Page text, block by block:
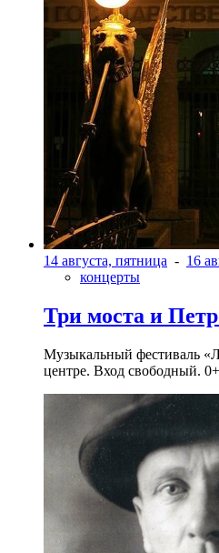
14 августа, пятница - 16
концерты
Три моста и
Музыкальный фестиваль
центре. Вход свободный. 0+